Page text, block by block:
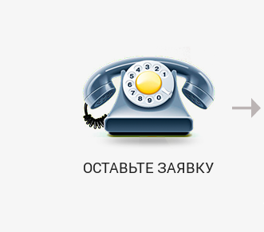
ОСТАВЬТЕ ЗАЯВКУ